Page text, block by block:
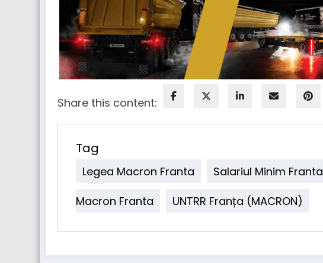
Share this content:
Tag
Legea Macron Franta Salariul Minim Franta
Macron Franta
UNTRR Franța (MACRON)